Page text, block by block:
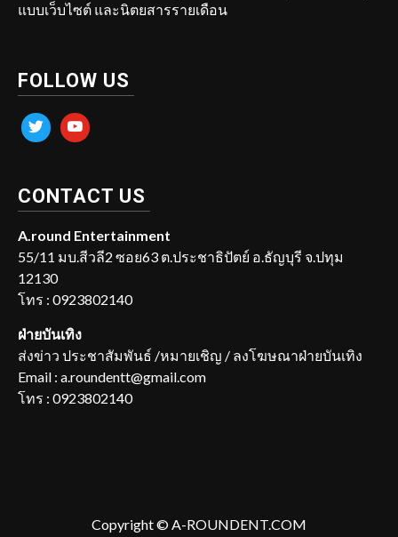
แบบเว็บไซต์ และนิตยสารรายเดือน
FOLLOW US
twitter youtube
CONTACT US
A.round Entertainment
55/11 มบ.สีวลี2 ซอย63 ต.ประชาธิปัตย์ อ.ธัญบุรี จ.ปทุม
12130
โทร : 0923802140
ฝ่ายบันเทิง
ส่งข่าว ประชาสัมพันธ์ /หมายเชิญ / ลงโฆษณาฝ่ายบันเทิง
Email : a.roundentt@gmail.com
โทร : 0923802140
Copyright © A-ROUNDENT.COM